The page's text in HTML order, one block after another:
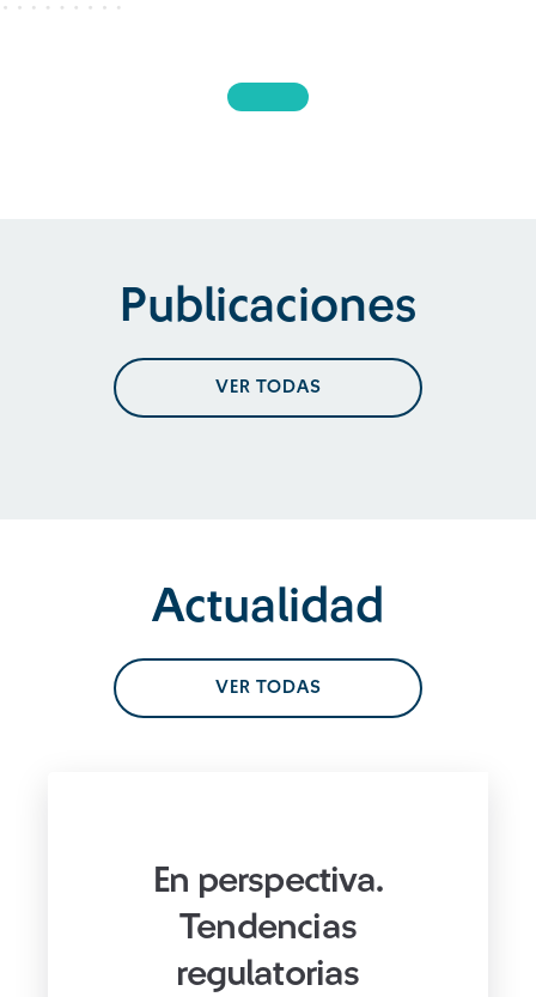
Publicaciones
VER TODAS
Actualidad
VER TODAS
En perspectiva.
Tendencias
regulatorias